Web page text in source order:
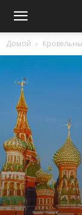
Домой